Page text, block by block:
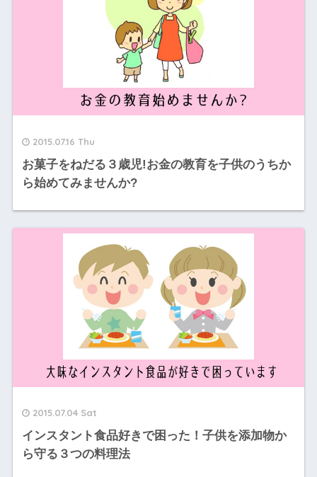
2015.07.16 Thu
お菓子をねだる３歳児!お金の教育を子供のうちか
ら始めてみませんか?
2015.07.04 Sat
インスタント食品好きで困った！子供を添加物か
ら守る３つの料理法